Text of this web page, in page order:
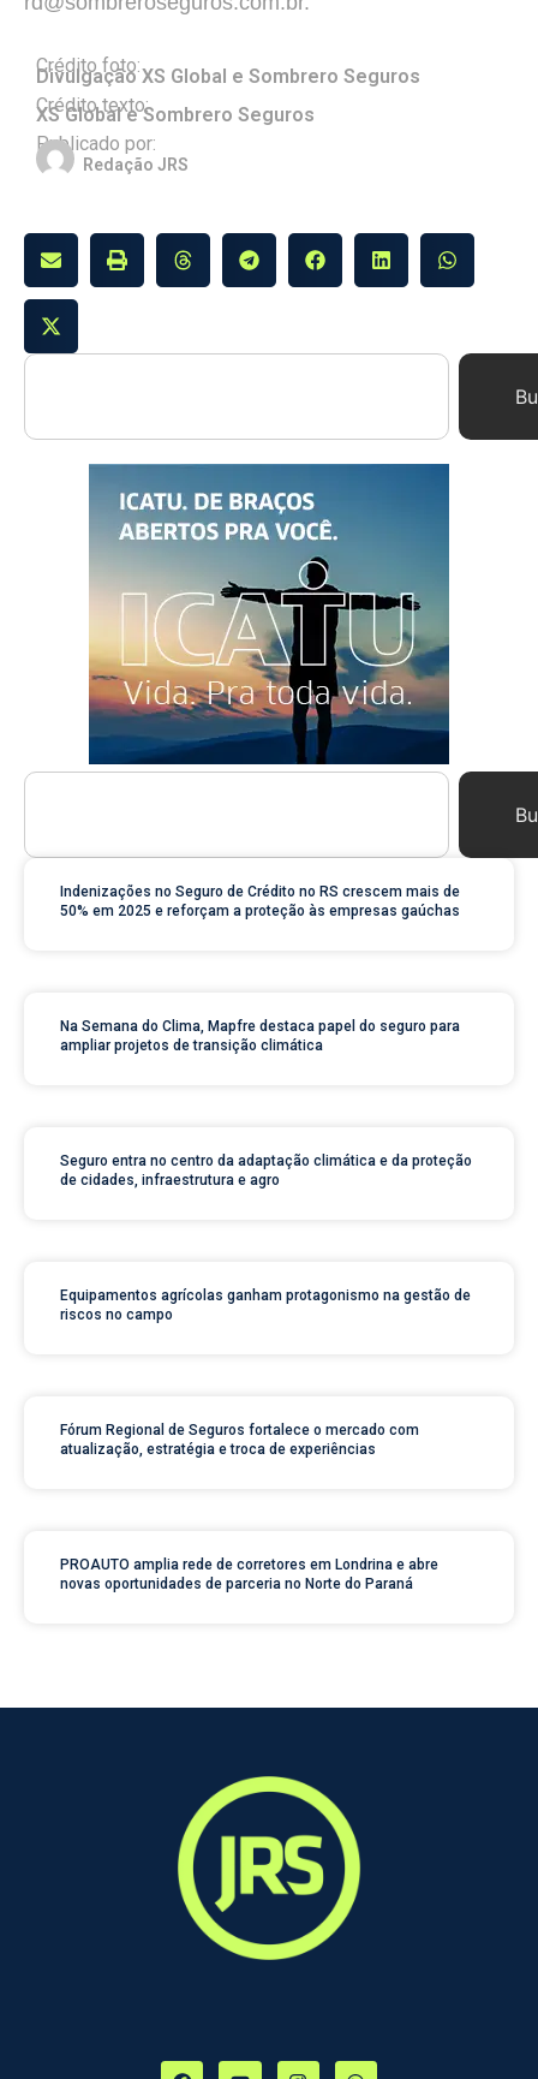
Crédito foto:
Divulgação XS Global e Sombrero Seguros
Crédito texto:
XS Global e Sombrero Seguros
Publicado por:
Redação JRS
Indenizações no Seguro de Crédito no RS crescem mais de
50% em 2025 e reforçam a proteção às empresas gaúchas
Na Semana do Clima, Mapfre destaca papel do seguro para
ampliar projetos de transição climática
Seguro entra no centro da adaptação climática e da proteção
de cidades, infraestrutura e agro
Equipamentos agrícolas ganham protagonismo na gestão de
riscos no campo
Fórum Regional de Seguros fortalece o mercado com
atualização, estratégia e troca de experiências
PROAUTO amplia rede de corretores em Londrina e abre
novas oportunidades de parceria no Norte do Paraná